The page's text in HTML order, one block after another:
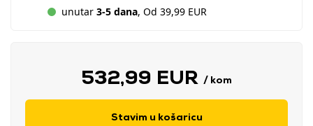
unutar 3-5 dana, Od 39,99 EUR
532,99 EUR / kom
Stavim u košaricu